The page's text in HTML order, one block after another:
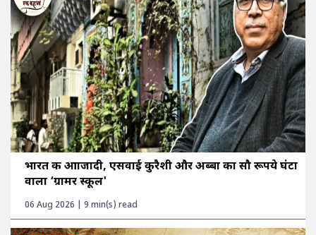
भारत की आाजादी, एसवाई कुरैशी और अब्बा का सौ रूपये घंटा
वाला ‘ग्रामर स्कूल'
06 Aug 2026 | 9 min(s) read